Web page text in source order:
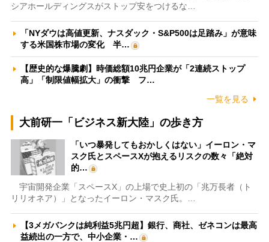
シアホールディングスがストップ安をつけるな…
「NYダウは高値更新、ナスダック・S&P500は足踏み」が意味
する米国株市場の変化 半…
【歴史的な爆騰劇】時価総額10兆円企業が「2連続ストップ
高」「制限値幅拡大」の衝撃 フ…
一覧を見る
大前研一「ビジネス新大陸」の歩き方
「いつ暴発してもおかしくはない」イーロン・マ
スク氏とスペースXが抱えるリスクの数々「絶対
的…
宇宙開発企業「スペースX」の上場で史上初の「兆万長者（ト
リリオネア）」となったイーロン・マスク氏。…
【3メガバンクは純利益5兆円超】銀行、商社、ゼネコンは最高
益続出の一方で、中小企業・…